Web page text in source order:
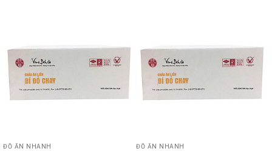
ĐỒ ĂN NHANH ĐỒ ĂN NHANH